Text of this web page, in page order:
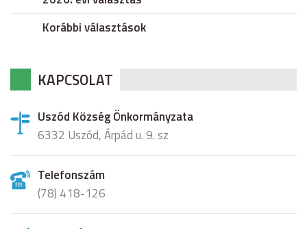
Korábbi választások
KAPCSOLAT
Uszód Község Önkormányzata
6332 Uszód, Árpád u. 9. sz
Telefonszám
(78) 418-126